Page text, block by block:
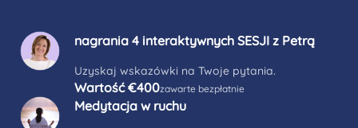
nagrania 4 interaktywnych SESJI z Petrą
Uzyskaj wskazówki na Twoje pytania.
Wartość€400zawarte bezpłatnie
Medytacja w ruchu